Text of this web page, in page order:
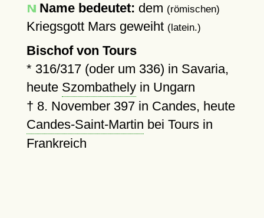
Name bedeutet: dem (römischen)
Kriegsgott Mars geweiht (latein.)
Bischof von Tours
* 316/317(oder um 336) in Savaria,
heute Szombathelyin Ungarn
† 8. November 397in Candes, heute
Candes-Saint-Martin bei Tours in
Frankreich